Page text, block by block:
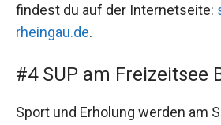
findest du auf der Internetseite:
rheingau.de.
#4 SUP am Freizeitsee
Sport und Erholung werden am